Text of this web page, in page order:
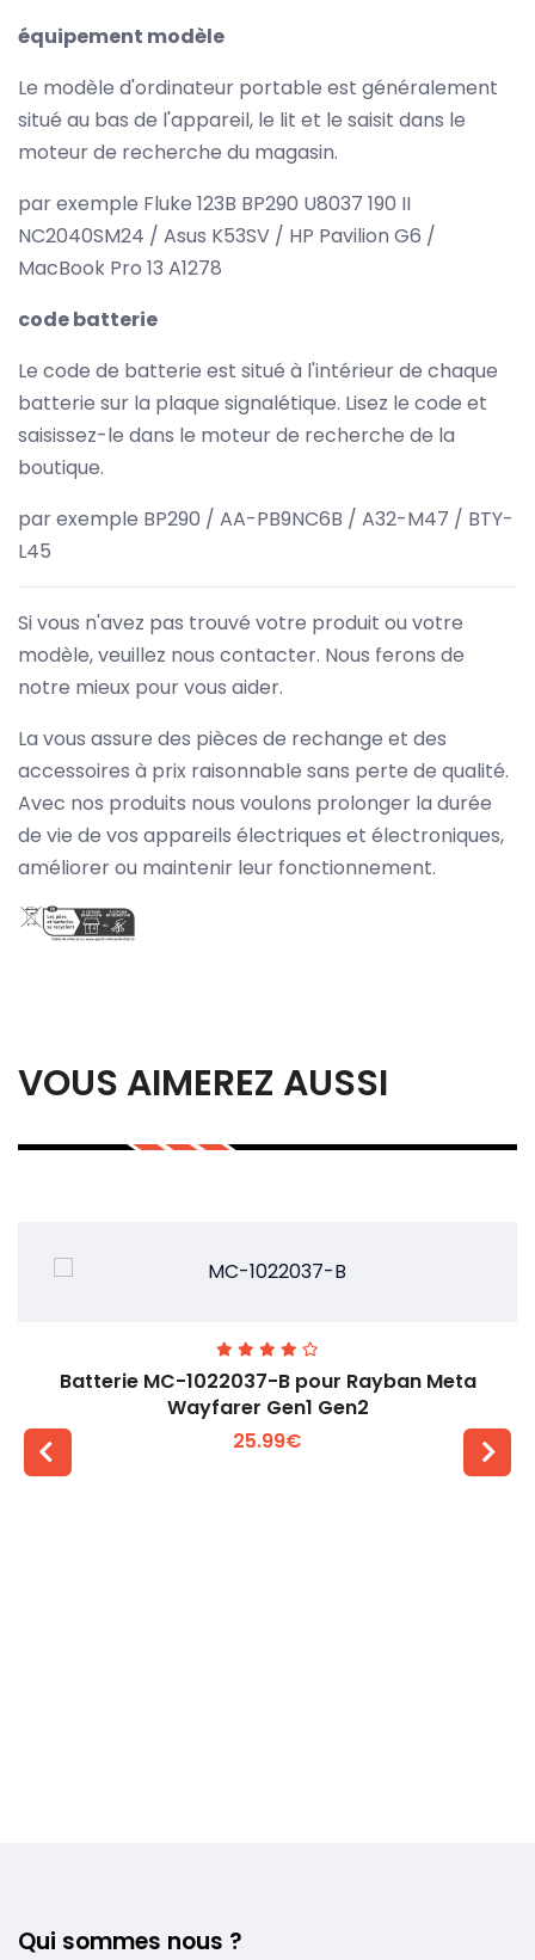
équipement modèle
Le modèle d'ordinateur portable est généralement
situé au bas de l'appareil, le lit et le saisit dans le
moteur de recherche du magasin.
par exemple Fluke 123B BP290 U8037 190 II
NC2040SM24 / Asus K53SV / HP Pavilion G6 /
MacBook Pro 13 A1278
code batterie
Le code de batterie est situé à l'intérieur de chaque
batterie sur la plaque signalétique. Lisez le code et
saisissez-le dans le moteur de recherche de la
boutique.
par exemple BP290 / AA-PB9NC6B / A32-M47 / BTY-
L45
Si vous n'avez pas trouvé votre produit ou votre
modèle, veuillez nous contacter. Nous ferons de
notre mieux pour vous aider.
La vous assure des pièces de rechange et des
accessoires à prix raisonnable sans perte de qualité.
Avec nos produits nous voulons prolonger la durée
de vie de vos appareils électriques et électroniques,
améliorer ou maintenir leur fonctionnement.
VOUS AIMEREZ AUSSI
Batterie MC-1022037-B pour Rayban Meta
Wayfarer Gen1 Gen2
25.99€
Qui sommes nous ?